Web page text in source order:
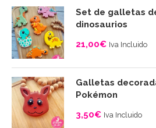
precios:
desde
4,00€
hasta
Set de galletas
dinosaurios
21,00€ Iva Incluido
Galletas
Pokémon
3,50€ Iva Incluido